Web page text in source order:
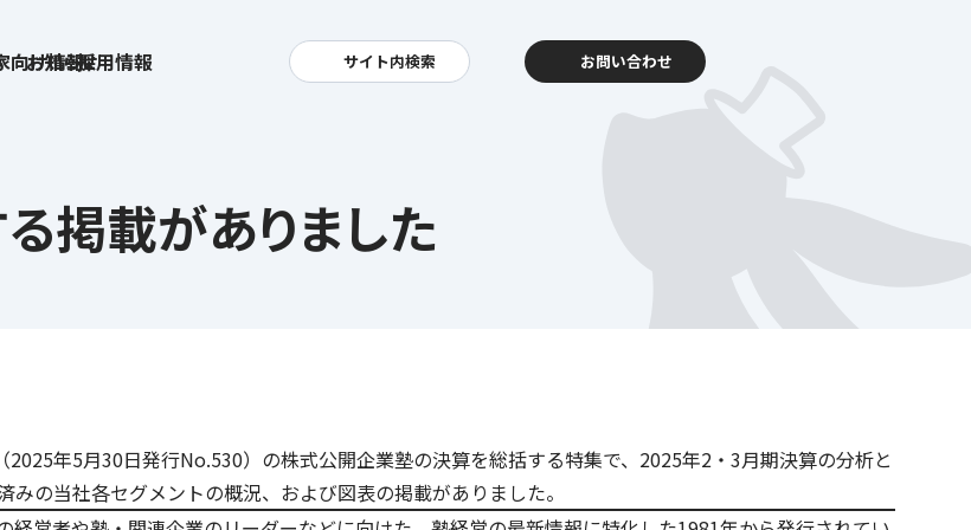
お知らせ
ャリアや就業 を支える 育児や暮らし を支える
基本方針
安全と安心への取り組み
お客様相談センター
向け情報採用情報 サイト内検索 お問い合わせ
掲載がありました
2025年5月30日発行No.530）の株式公開企業塾の決算を総括する特集で、2025年2・3月期決算の分析と
みの当社各セグメントの概況、および図表の掲載がありました。